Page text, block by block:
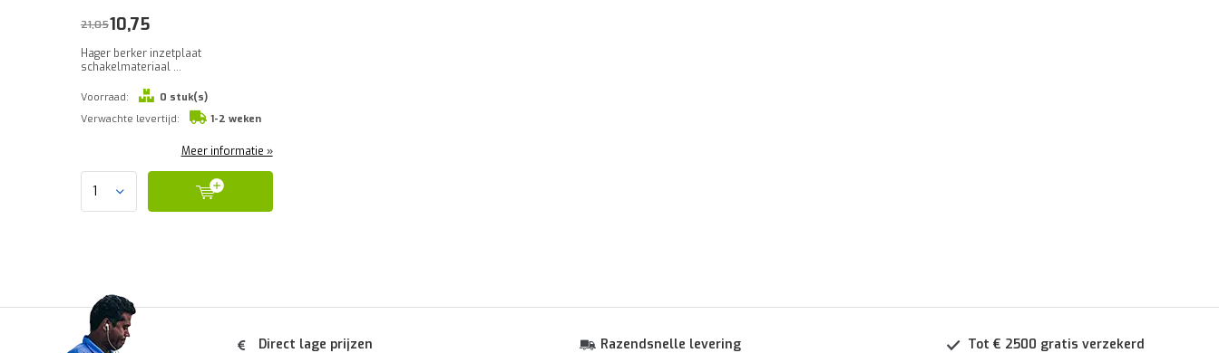
Hager berker inzetplaat
schakelmateriaal ...
Voorraad:
0 stuk(s)
Verwachte levertijd:
1-2 weken
21,0510,75
Meer informatie »
Direct lage prijzen Razendsnelle levering Tot € 2500 gratis verzekerd